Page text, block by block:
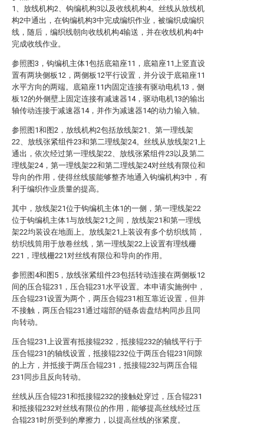
1、放线机构2、钩编机构3以及收线机构4。丝线从放线机
构2中通出，在钩编机构3中完成编织作业，被编织成编织
线，随后，编织线朝向收线机构4输送，并在收线机构4中
完成收线作业。
参照图3，钩编机主体1包括底箱座11，底箱座11上竖直设
置有两块侧板12，两侧板12平行设置，并分设于底箱座11
水平方向的两端。底箱座11内固定连接有驱动电机13，侧
板12的外侧壁上固定连接有减速器14，驱动电机13的输出
轴传动连接于减速器14，并作为减速器14的动力输入轴。
参照图1和图2，放线机构2包括放线架21、第一理线架
22、放线张紧组件23和第二理线架24。丝线从放线架21上
通出，依次经过第一理线架22、放线张紧组件23以及第二
理线架24，第一理线架22和第二理线架24对丝线有限位和
导向的作用，使得丝线簇能够整齐地通入钩编机构3中，有
利于编织作业质量的提高。
其中，放线架21位于钩编机主体1的一侧，第一理线架22
位于钩编机主体1与放线架21之间，放线架21和第一理线
架22均装设在地面上。放线架21上装设有多个纺织线筒，
纺织线筒用于放卷丝线，第一理线架22上设置有理线栅
221，理线栅221对丝线有限位和导向的作用。
参照图4和图5，放线张紧组件23包括转动连接在两侧板12
间的压合辊231，压合辊231水平设置。本申请实施例中，
压合辊231设置为两个，两压合辊231相互靠近设置，但并
不接触，两压合辊231通过端部的链条齿盘结构同步且同
向转动。
压合辊231上设置有抵接辊232，抵接辊232的轴线平行于
压合辊231的轴线设置，抵接辊232位于两压合辊231间隙
的上方，并抵接于两压合辊231，抵接辊232与两压合辊
231同步且反向转动。
丝线从压合辊231和抵接辊232的接触处穿过，压合辊231
和抵接辊232对丝线有限位的作用，能够提高丝线经过压
合辊231时所受到的摩擦力，以提高丝线的张紧度。